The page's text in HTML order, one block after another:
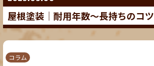
屋根塗装｜耐用年数～長持ちのコツ
コラム